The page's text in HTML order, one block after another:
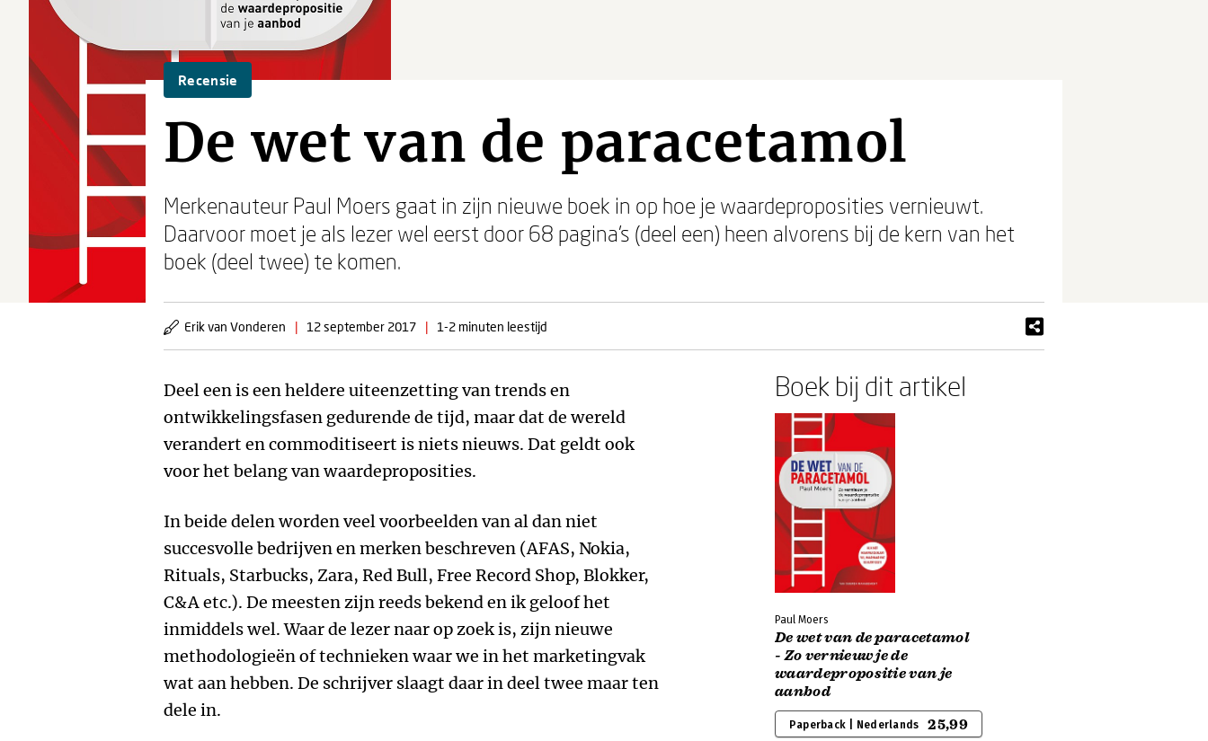
Recensie
De wet van de paracetamol
Merkenauteur Paul Moers gaat in zijn nieuwe boek in op hoe je waardeproposities vernieuwt.
Daarvoor moet je als lezer wel eerst door 68 pagina’s (deel een) heen alvorens bij de kern van het
boek (deel twee) te komen.
Erik van Vonderen | 12 september 2017 | 1-2 minuten leestijd
Deel een is een heldere uiteenzetting van trends en
ontwikkelingsfasen gedurende de tijd, maar dat de wereld
verandert en commoditiseert is niets nieuws. Dat geldt ook
voor het belang van waardeproposities.
In beide delen worden veel voorbeelden van al dan niet
succesvolle bedrijven en merken beschreven (AFAS, Nokia,
Rituals, Starbucks, Zara, Red Bull, Free Record Shop, Blokker,
C&A etc.). De meesten zijn reeds bekend en ik geloof het
inmiddels wel. Waar de lezer naar op zoek is, zijn nieuwe
methodologieën of technieken waar we in het marketingvak
wat aan hebben. De schrijver slaagt daar in deel twee maar ten
dele in.
Boek bij dit artikel
Paul Moers
De wet van de paracetamol
- Zo vernieuw je de
waardepropositie van je
aanbod
Paperback | Nederlands 25,99